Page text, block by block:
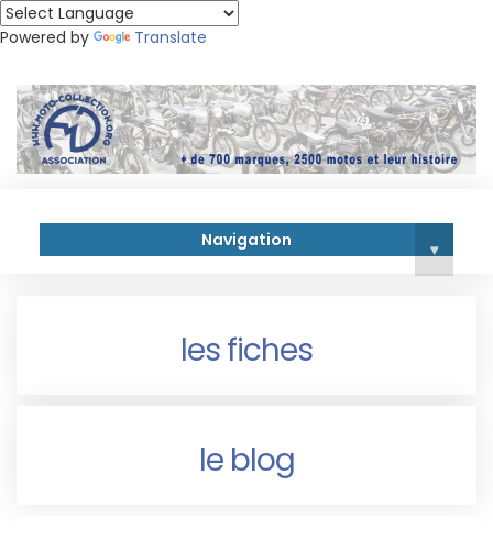
Powered by Translate
Navigation ▾
les fiches
le blog